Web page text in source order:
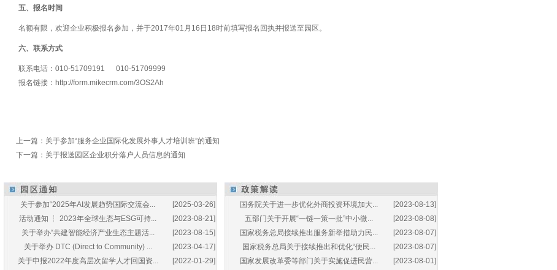
五、报名时间
名额有限，欢迎企业积极报名参加，并于2017年01月16日18时前填写报名回执并报送至园区。
六、联系方式
联系电话：010-51709191 010-51709999
报名链接： http://form.mikecrm.com/3OS2Ah
上一篇： 关于参加“服务企业国际化发展外事人才培训班”的通知
下一篇： 关于报送园区企业积分落户人员信息的通知
[2025-03-26]
关于参加“2025年AI发展趋势国际交流会...
[2023-08-21]
活动通知 ┆ 2023年全球生态与ESG可持...
[2023-08-15]
关于举办“共建智能经济产业生态主题活...
[2023-04-17]
关于举办 DTC (Direct to Community) ...
[2022-01-29]
关于申报2022年度高层次留学人才回国资...
[2023-08-13]
国务院关于进一步优化外商投资环境加大...
[2023-08-08]
五部门关于开展“一链一策一批”中小微...
[2023-08-07]
国家税务总局接续推出服务新举措助力民...
[2023-08-07]
国家税务总局关于接续推出和优化“便民...
[2023-08-01]
国家发展改革委等部门关于实施促进民营...